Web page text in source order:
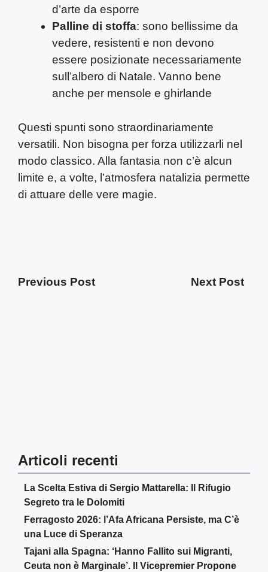
d’arte da esporre
Palline di stoffa: sono bellissime da
vedere, resistenti e non devono
essere posizionate necessariamente
sull’albero di Natale. Vanno bene
anche per mensole e ghirlande
Questi spunti sono straordinariamente
versatili. Non bisogna per forza utilizzarli nel
modo classico. Alla fantasia non c’è alcun
limite e, a volte, l’atmosfera natalizia permette
di attuare delle vere magie.
Previous Post Next Post
Articoli recenti
La Scelta Estiva di Sergio Mattarella: Il Rifugio
Segreto tra le Dolomiti
Ferragosto 2026: l’Afa Africana Persiste, ma C’è
una Luce di Speranza
Tajani alla Spagna: ‘Hanno Fallito sui Migranti,
Ceuta non è Marginale’. Il Vicepremier Propone